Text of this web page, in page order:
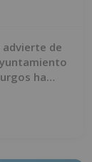
advierte de
ha